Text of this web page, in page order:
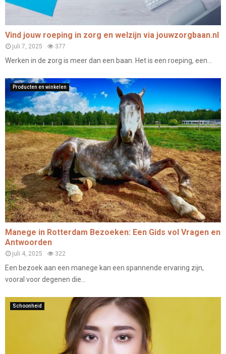
Vind jouw roeping in zorg en welzijn via jouwzorgbaan.nl
juli 7, 2025 377
Werken in de zorg is meer dan een baan. Het is een roeping, een...
Producten en winkelen
Manege in Rotterdam Bezoeken: Een Gids vol Vragen en
Antwoorden
juli 4, 2025 322
Een bezoek aan een manege kan een spannende ervaring zijn,
vooral voor degenen die...
Schoonheid